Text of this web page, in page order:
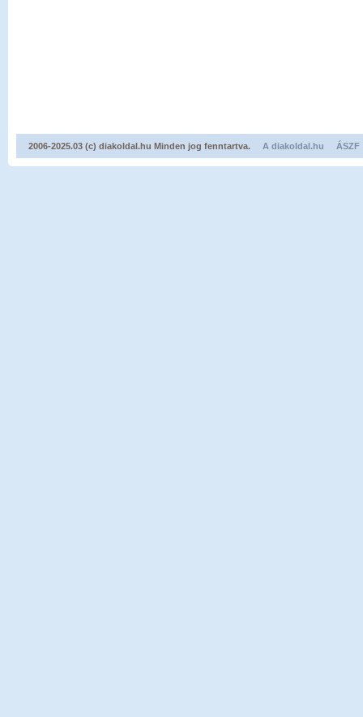
2006-2025.03 (c) diakoldal.hu Minden jog fenntartva. A diakoldal.hu ÁSZF